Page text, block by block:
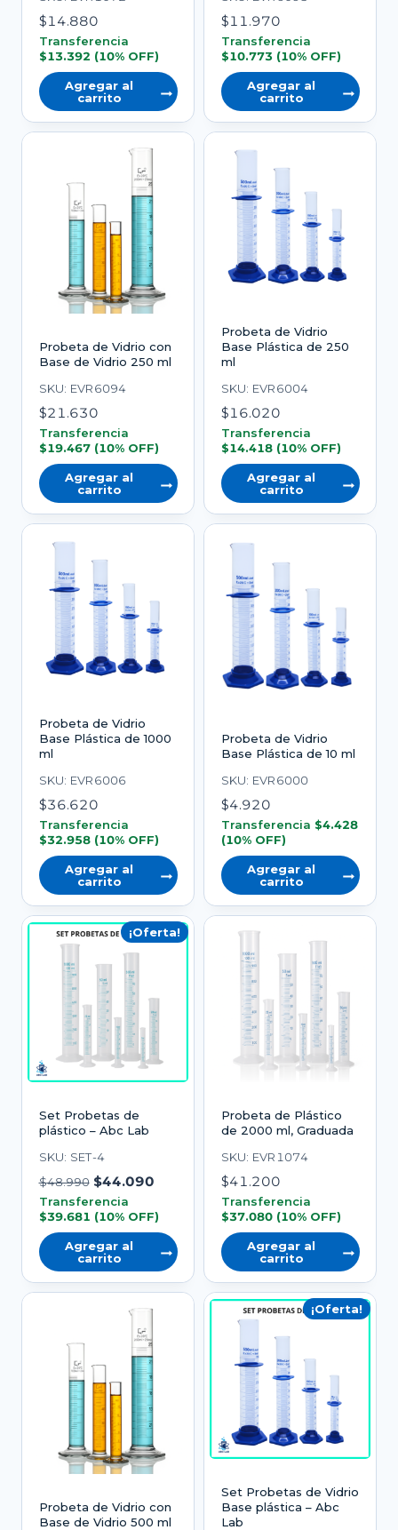
$14.880
Transferencia
$13.392 (10% OFF)
Agregar al
carrito
$11.970
Transferencia
$10.773 (10% OFF)
Agregar al
carrito
Probeta de Vidrio con
Base de Vidrio 250 ml
SKU: EVR6094
$21.630
Transferencia
$19.467 (10% OFF)
Agregar al
carrito
Probeta de Vidrio
Base Plástica de 250
ml
SKU: EVR6004
$16.020
Transferencia
$14.418 (10% OFF)
Agregar al
carrito
Probeta de Vidrio
Base Plástica de 1000
ml
SKU: EVR6006
$36.620
Transferencia
$32.958 (10% OFF)
Agregar al
carrito
Probeta de Vidrio
Base Plástica de 10 ml
SKU: EVR6000
$4.920
Transferencia $4.428
(10% OFF)
Agregar al
carrito
¡Oferta!
Set Probetas de
plástico – Abc Lab
SKU: SET-4
$48.990 El
precio
original
era:
$48.990.
$44.090El
actual
$44.090.
Transferencia
$39.681 (10% OFF)
Agregar al
carrito
Probeta de Plástico
de 2000 ml, Graduada
SKU: EVR1074
$41.200
Transferencia
$37.080 (10% OFF)
Agregar al
carrito
Probeta de Vidrio con
Base de Vidrio 500 ml
¡Oferta!
Set Probetas de Vidrio
Base plástica – Abc
Lab